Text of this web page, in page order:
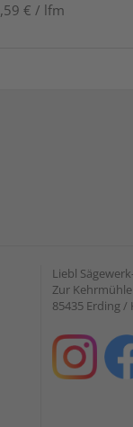
€ / lfm
Liebl
Zur
85435 Erding /